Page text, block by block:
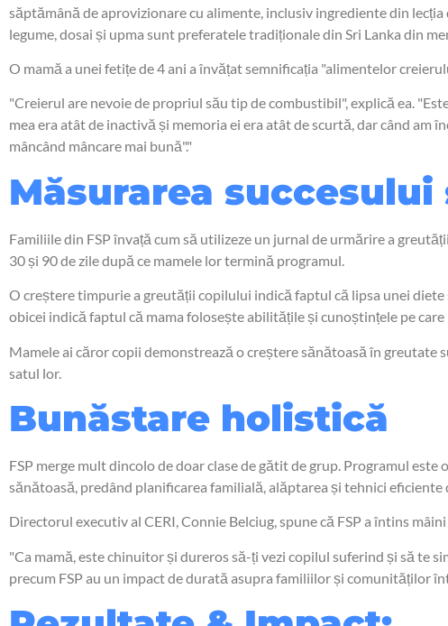
săptămână de aprovizionare cu alimente, inclusiv ingrediente din
legume, dosai și upma sunt preferatele tradiționale din Sri Lanka din
O mamă a unei fetițe de 4 ani a învățat semnificația "alimentelor
"Creierul are nevoie de propriul său tip de combustibil", explică ea.
mea era atât de inactivă și memoria ei era atât de scurtă, dar când am
mâncând mâncare mai bună"."
Măsurarea
Familiile din FSP învață cum să utilizeze un jurnal de urmărire a
30 și 90 de zile după ce mamele lor termină programul.
O creștere timpurie a greutății copilului indică faptul că lipsa unei
obicei indică faptul că mama folosește abilitățile și cunoștințele pe
Mamele ai căror copii demonstrează o creștere sănătoasă în
satul lor.
Bunăstare holistică
FSP merge mult dincolo de doar clase de gătit de grup. Programul
sănătoasă, predând planificarea familială, alăptarea și tehnici
Directorul executiv al CERI, Connie Belciug, spune că FSP a întins
"Ca mamă, este chinuitor și dureros să-ți vezi copilul suferind și să te
precum FSP au un impact de durată asupra familiilor și comunităților